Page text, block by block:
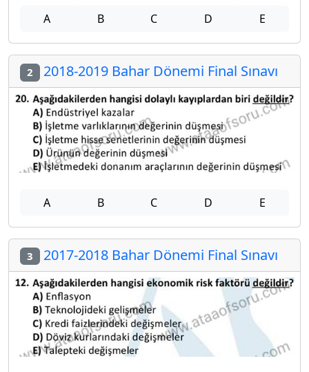
A B C D E
2 2018-2019 Bahar Dönemi Final Sınavı
A B C D E
3 2017-2018 Bahar Dönemi Final Sınavı